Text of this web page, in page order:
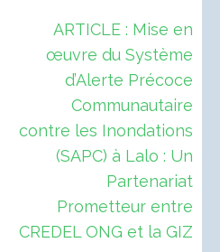
ARTICLE : Mise en
œuvre du Système
d’Alerte Précoce
Communautaire
contre les Inondations
(SAPC) à Lalo : Un
Partenariat
Prometteur entre
CREDEL ONG et la GIZ